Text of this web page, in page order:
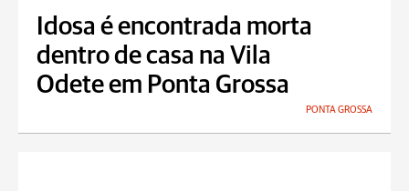
Idosa é encontrada morta
dentro de casa na Vila
Odete em Ponta Grossa
PONTA GROSSA